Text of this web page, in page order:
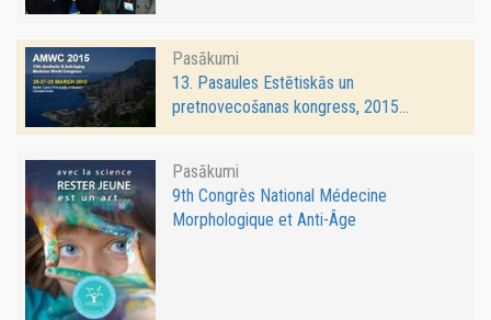
Pasākumi
13. Pasaules Estētiskās un
pretnovecošanas kongress, 2015...
Pasākumi
9th Congrès National Médecine
Morphologique et Anti-Âge